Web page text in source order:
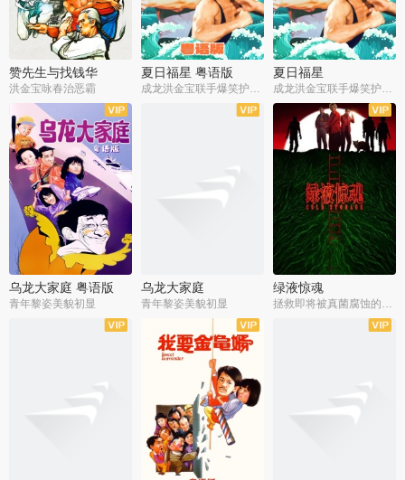
赞先生与找钱华
洪金宝咏春治恶霸
夏日福星 粤语版
成龙洪金宝联手爆笑护美女
夏日福星
成龙洪金宝联手爆笑护美女
乌龙大家庭 粤语版
青年黎姿美貌初显
乌龙大家庭
青年黎姿美貌初显
绿液惊魂
拯救即将被真菌腐蚀的世界